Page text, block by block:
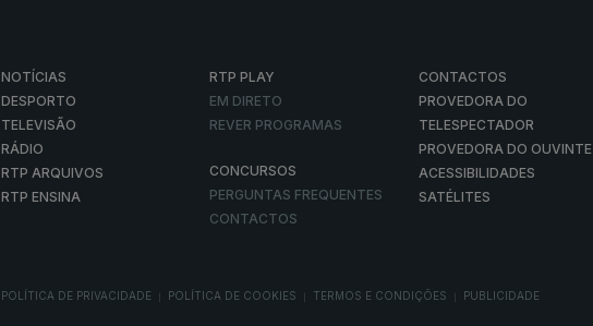
NOTÍCIAS
DESPORTO
TELEVISÃO
RÁDIO
RTP ARQUIVOS
RTP ENSINA
RTP PLAY
EM DIRETO
REVER PROGRAMAS
CONCURSOS
PERGUNTAS FREQUENTES
CONTACTOS
CONTACTOS
PROVEDORA DO
TELESPECTADOR
PROVEDORA DO OUVINTE
ACESSIBILIDADES
SATÉLITES
POLÍTICA DE PRIVACIDADE POLÍTICA DE COOKIES TERMOS E CONDIÇÕES PUBLICIDADE